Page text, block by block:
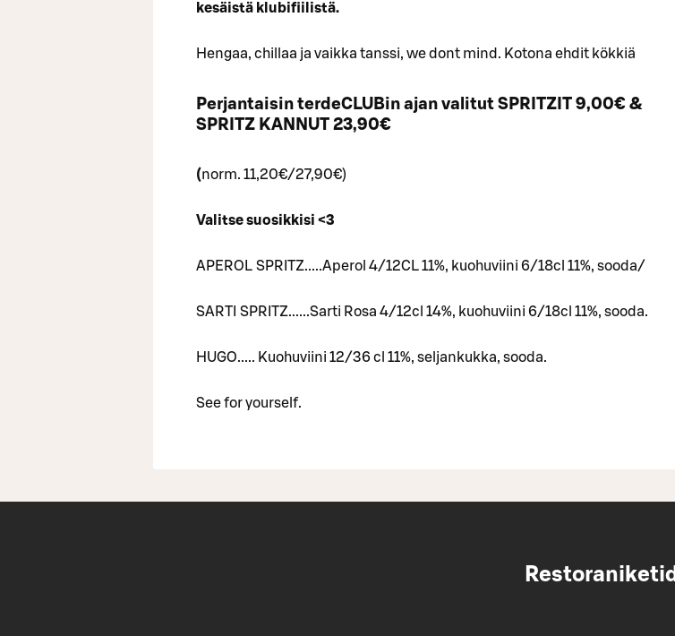
kesäistä klubifiilistä.
Hengaa, chillaa ja vaikka tanssi, we dont mind. Kotona ehdit kökkiä
Perjantaisin terdeCLUBin ajan valitut SPRITZIT 9,00€ &
SPRITZ KANNUT 23,90€
(norm. 11,20€/27,90€)
Valitse suosikkisi <3
APEROL SPRITZ.....Aperol 4/12CL 11%, kuohuviini 6/18cl 11%, sooda/
SARTI SPRITZ......Sarti Rosa 4/12cl 14%, kuohuviini 6/18cl 11%, sooda.
HUGO..... Kuohuviini 12/36 cl 11%, seljankukka, sooda.
See for yourself.
Restoraniketid